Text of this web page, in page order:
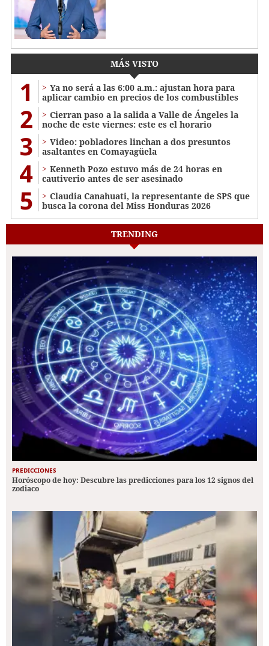
MÁS VISTO
1
Ya no será a las 6:00 a.m.: ajustan hora para
aplicar cambio en precios de los combustibles
2
Cierran paso a la salida a Valle de Ángeles la
noche de este viernes: este es el horario
3
Video: pobladores linchan a dos presuntos
asaltantes en Comayagüela
4
Kenneth Pozo estuvo más de 24 horas en
cautiverio antes de ser asesinado
5
Claudia Canahuati, la representante de SPS que
busca la corona del Miss Honduras 2026
TRENDING
PREDICCIONES
Horóscopo de hoy: Descubre las predicciones para los 12 signos del
zodiaco